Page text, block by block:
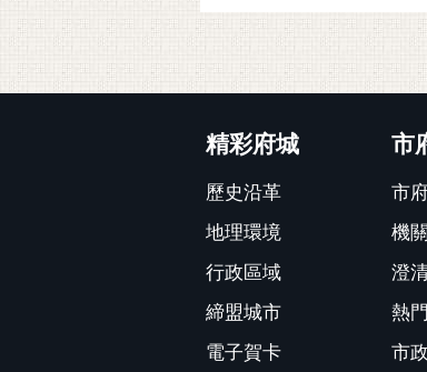
精彩府城
歷史沿革
地理環境
行政區域
締盟城市
電子賀卡
市
市
機
澄
熱
市